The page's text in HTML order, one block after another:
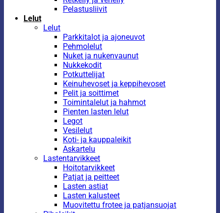
Pelastusliivit
Lelut
Lelut
Parkkitalot ja ajoneuvot
Pehmolelut
Nuket ja nukenvaunut
Nukkekodit
Potkuttelijat
Keinuhevoset ja keppihevoset
Pelit ja soittimet
Toimintalelut ja hahmot
Pienten lasten lelut
Legot
Vesilelut
Koti- ja kauppaleikit
Askartelu
Lastentarvikkeet
Hoitotarvikkeet
Patjat ja peitteet
Lasten astiat
Lasten kalusteet
Muovitettu frotee ja patjansuojat